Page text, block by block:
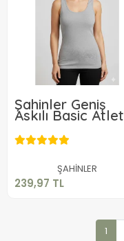
Şahinler Geniş
Askılı Basic Atlet
B801
ŞAHİNLER
239,97 TL
239,97 TL
Sepete Ekle
1